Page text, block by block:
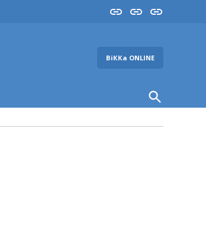
InstaYouTube
FB
ВіККа ONLINE
Open
Search